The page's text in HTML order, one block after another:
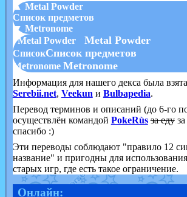
▲ Metal Powder
Список предметов
▼ Metronome
Metal Powder
Metal Powder
СписокСписок предметов
Metronome Metronome
Информация для нашего декса была
Serebii.net, Veekun и Bulbapedia.
Перевод терминов и описаний (до 6-го
осуществлён командой PokeRùs за едуза
спасибо :)
Эти переводы соблюдают "правило 12
название" и пригодны для
старых игр, где есть такое ограничение.
Онлайн: